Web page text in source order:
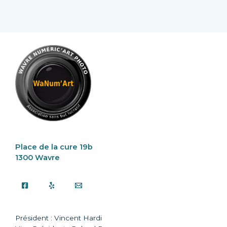
Place de la cure 19b
1300 Wavre
Président : Vincent Hardi